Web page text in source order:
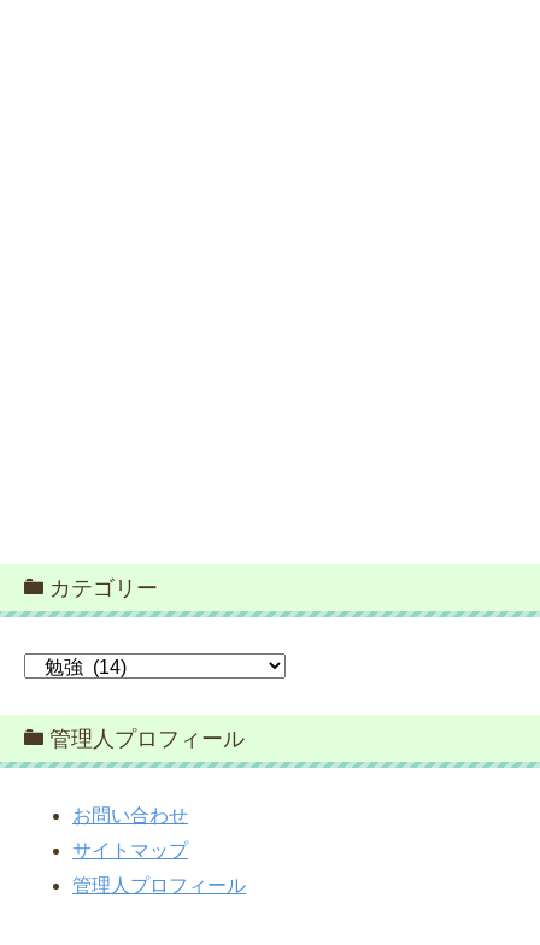
カテゴリー
ゴ
リ
ー
管理人プロフィール
お問い合わせ
サイトマップ
管理人プロフィール